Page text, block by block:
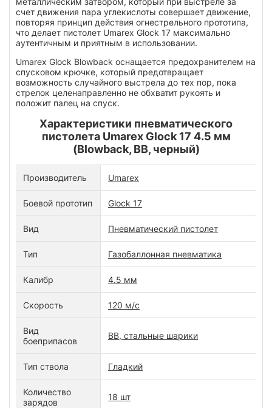
счет движения пара углекислоты совершает движение,
повторяя принцип действия огнестрельного прототипа,
что делает пистолет Umarex Glock 17 максимально
аутентичным и приятным в использовании.
Umarex Glock Blowback оснащается предохранителем на
спусковом крючке, который предотвращает
возможность случайного выстрела до тех пор, пока
стрелок целенаправленно не обхватит рукоять и
положит палец на спуск.
Характеристики пневматического
пистолета Umarex Glock 17 4.5 мм
(Blowback, BB, черный)
Производитель Umarex
Боевой прототип Glock 17
Вид Пневматический пистолет
Тип Газобаллонная пневматика
Калибр 4.5 мм
Скорость 120 м/с
Вид
боеприпасов
BB, стальные шарики
Тип ствола Гладкий
Количество
зарядов
18 шт